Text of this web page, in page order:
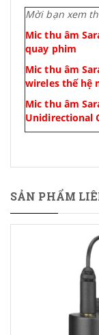
Mời bạn xem
Mic thu âm
quay phim
Mic thu âm
wireles thế hệ
Mic thu âm
Unidirectional
SẢN PHẨM